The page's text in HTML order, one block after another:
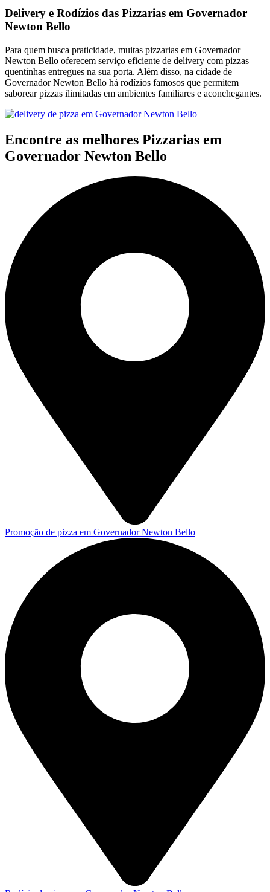
Delivery e Rodízios das Pizzarias em Governador
Newton Bello
Para quem busca praticidade, muitas pizzarias em Governador
Newton Bello oferecem serviço eficiente de delivery com pizzas
quentinhas entregues na sua porta. Além disso, na cidade de
Governador Newton Bello há rodízios famosos que permitem
saborear pizzas ilimitadas em ambientes familiares e aconchegantes.
Encontre as melhores Pizzarias em
Governador Newton Bello
Promoção de pizza em Governador Newton Bello